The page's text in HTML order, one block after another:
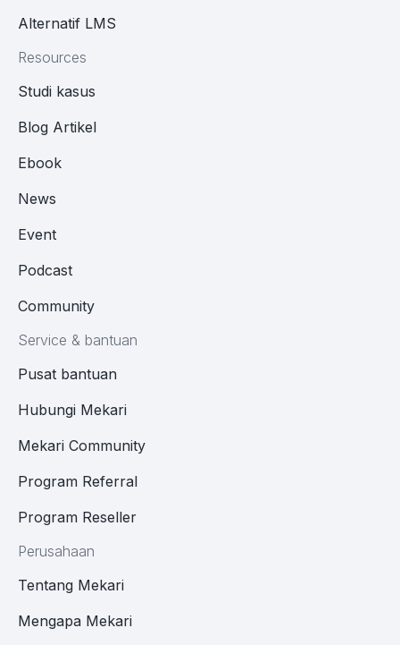
Alternatif LMS
Resources
Studi kasus
Blog Artikel
Ebook
News
Event
Podcast
Community
Service & bantuan
Pusat bantuan
Hubungi Mekari
Mekari Community
Program Referral
Program Reseller
Perusahaan
Tentang Mekari
Mengapa Mekari